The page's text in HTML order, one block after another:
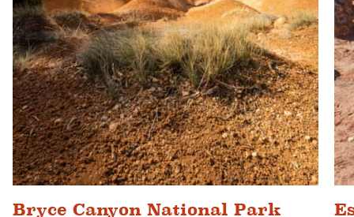
Bryce Canyon National Park